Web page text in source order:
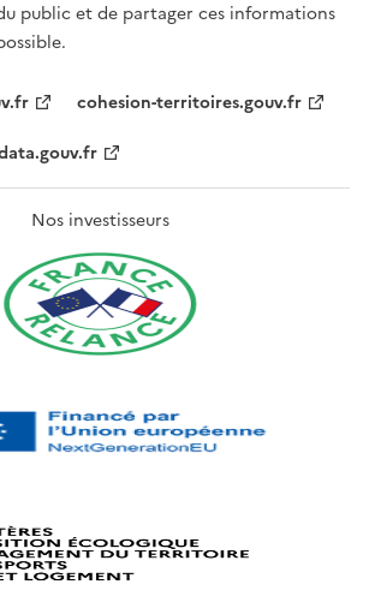
public et de partager ces informations
cohesion-territoires.gouv.fr
Nos investisseurs